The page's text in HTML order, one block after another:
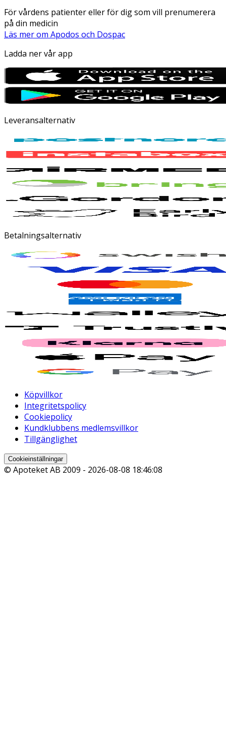
För vårdens patienter eller för dig som vill prenumerera
på din medicin
Läs mer om Apodos och Dospac
Ladda ner vår app
Leveransalternativ
Betalningsalternativ
Köpvillkor
Integritetspolicy
Cookiepolicy
Kundklubbens medlemsvillkor
Tillgänglighet
Cookieinställningar
© Apoteket AB 2009 - 2026-08-08 18:46:08